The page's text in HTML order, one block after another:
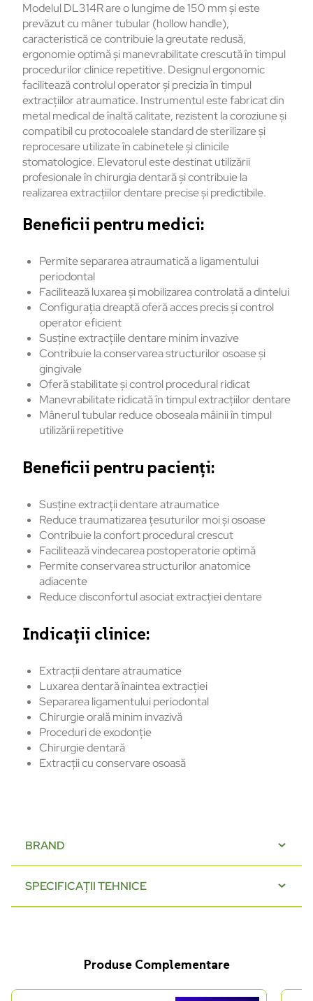
Modelul DL314R are o lungime de 150 mm și este
prevăzut cu mâner tubular (hollow handle),
caracteristică ce contribuie la greutate redusă,
ergonomie optimă și manevrabilitate crescută în timpul
procedurilor clinice repetitive. Designul ergonomic
facilitează controlul operator și precizia în timpul
extracțiilor atraumatice. Instrumentul este fabricat din
metal medical de înaltă calitate, rezistent la coroziune și
compatibil cu protocoalele standard de sterilizare și
reprocesare utilizate în cabinetele și clinicile
stomatologice. Elevatorul este destinat utilizării
profesionale în chirurgia dentară și contribuie la
realizarea extracțiilor dentare precise și predictibile.
Beneficii pentru medici:
Permite separarea atraumatică a ligamentului
periodontal
Facilitează luxarea și mobilizarea controlată a dintelui
Configurația dreaptă oferă acces precis și control
operator eficient
Susține extracțiile dentare minim invazive
Contribuie la conservarea structurilor osoase și
gingivale
Oferă stabilitate și control procedural ridicat
Manevrabilitate ridicată în timpul extracțiilor dentare
Mânerul tubular reduce oboseala mâinii în timpul
utilizării repetitive
Beneficii pentru pacienți:
Susține extracții dentare atraumatice
Reduce traumatizarea țesuturilor moi și osoase
Contribuie la confort procedural crescut
Facilitează vindecarea postoperatorie optimă
Permite conservarea structurilor anatomice
adiacente
Reduce disconfortul asociat extracției dentare
Indicații clinice:
Extracții dentare atraumatice
Luxarea dentară înaintea extracției
Separarea ligamentului periodontal
Chirurgie orală minim invazivă
Proceduri de exodonție
Chirurgie dentară
Extracții cu conservare osoasă
BRAND
SPECIFICAȚII TEHNICE
Produse Complementare